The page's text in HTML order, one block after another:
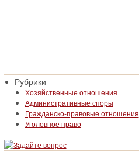
Рубрики
Хозяйственные отношения
Административные споры
Гражданско-правовые отношения
Уголовное право